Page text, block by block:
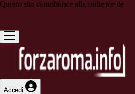
Questo sito contribuisce alla audience de
Accedi